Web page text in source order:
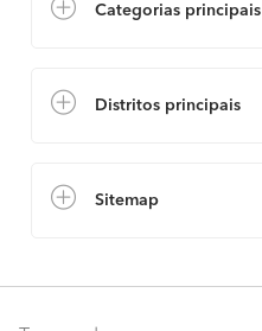
Categorias principais
Distritos principais
Sitemap